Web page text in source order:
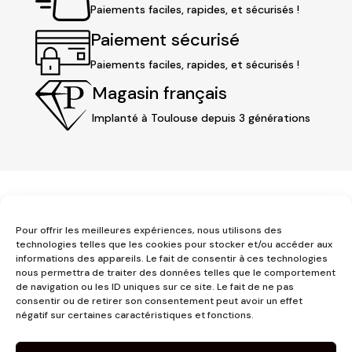
Pour offrir les meilleures expériences, nous utilisons des
technologies telles que les cookies pour stocker et/ou accéder aux
informations des appareils. Le fait de consentir à ces technologies
nous permettra de traiter des données telles que le comportement
de navigation ou les ID uniques sur ce site. Le fait de ne pas
consentir ou de retirer son consentement peut avoir un effet
négatif sur certaines caractéristiques et fonctions.
Paiements faciles, rapides, et sécurisés !
Paiement sécurisé
Paiements faciles, rapides, et sécurisés !
Magasin français
Implanté à Toulouse depuis 3 générations
3 place Jeanne d'Arc
1er étage
31000 Toulouse
05 62 73 70 73